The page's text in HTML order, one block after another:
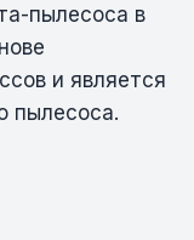
пылесоса в
и является
пылесоса.